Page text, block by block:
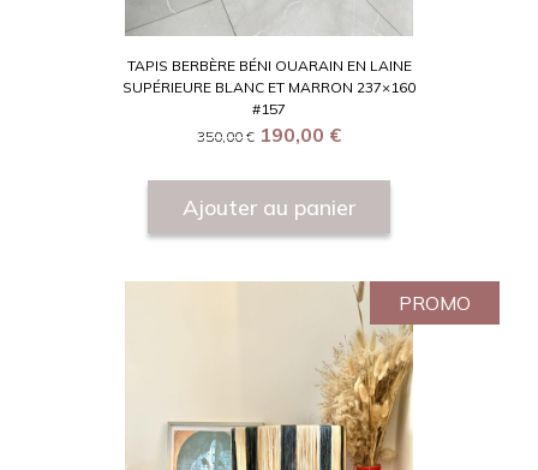
TAPIS BERBÈRE BÉNI OUARAIN EN LAINE
SUPÉRIEURE BLANC ET MARRON 237×160
#157
350,00 € 190,00 €
Ajouter au panier
PROMO